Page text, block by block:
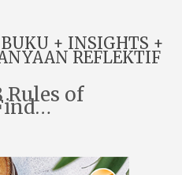
+ INSIGHTS +
REFLEKTIF
Rules of